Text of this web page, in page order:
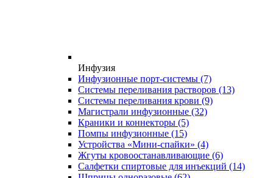
Инфузия
Инфузионные порт-системы (7)
Системы переливания растворов (13)
Системы переливания крови (9)
Магистрали инфузионные (32)
Краники и коннекторы (5)
Помпы инфузионные (15)
Устройства «Мини-спайки» (4)
Жгуты кровоостанавливающие (6)
Салфетки спиртовые для инъекций (14)